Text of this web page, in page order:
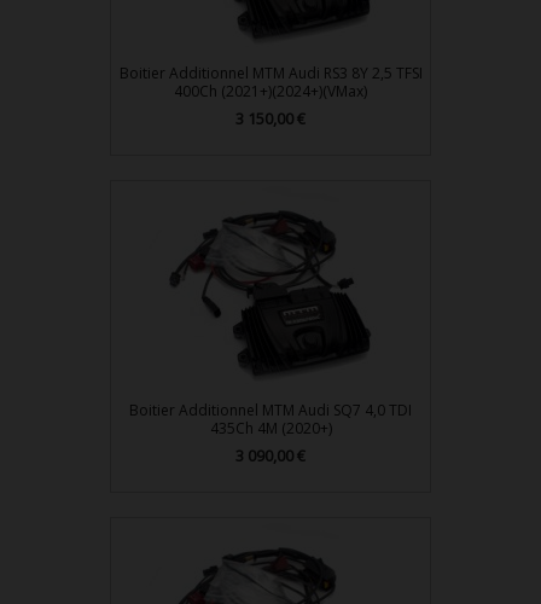
Boitier Additionnel MTM Audi RS3 8Y 2,5 TFSI
400Ch (2021+)(2024+)(VMax)
Prix
3 150,00 €
Boitier Additionnel MTM Audi SQ7 4,0 TDI
435Ch 4M (2020+)
Prix
3 090,00 €